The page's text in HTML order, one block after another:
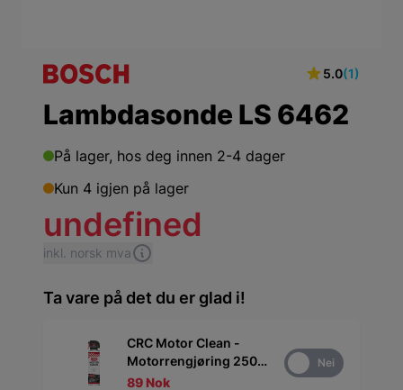
5.0(1)
Lambdasonde LS 6462
På lager, hos deg innen 2-4 dager
Kun 4 igjen på lager
undefined
inkl. norsk mva
Ta vare på det du er glad i!
CRC Motor Clean -
Motorrengjøring 250
ml
89 Nok
Nei